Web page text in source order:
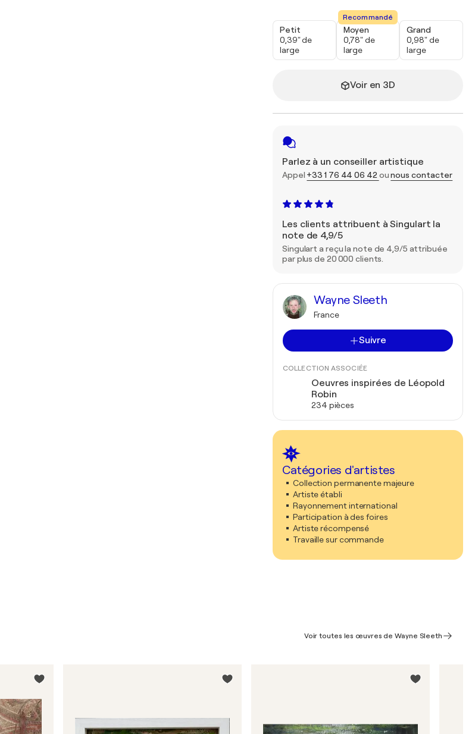
Petit
0,39" de
large
Recommandé
Moyen
0,78" de
large
Grand
0,98" de
large
Voir en 3D
Parlez à un conseiller artistique
Appel +33 1 76 44 06 42 ounous contacter
Les clients attribuent à Singulart la
note de 4,9/5
Singulart a reçu la note de 4,9/5 attribuée
par plus de 20 000 clients.
Wayne Sleeth
France
Suivre
COLLECTION ASSOCIÉE
Oeuvres inspirées de Léopold
Robin
234 pièces
Catégories d'artistes
Collection permanente majeure
Artiste établi
Rayonnement international
Participation à des foires
Artiste récompensé
Travaille sur commande
Voir toutes les œuvres de Wayne Sleeth